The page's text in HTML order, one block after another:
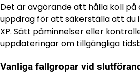
Det är avgörande att hålla koll på
uppdrag för att säkerställa att du
XP. Sätt påminnelser eller
uppdateringar om tillgängliga
Vanliga fallgropar vid